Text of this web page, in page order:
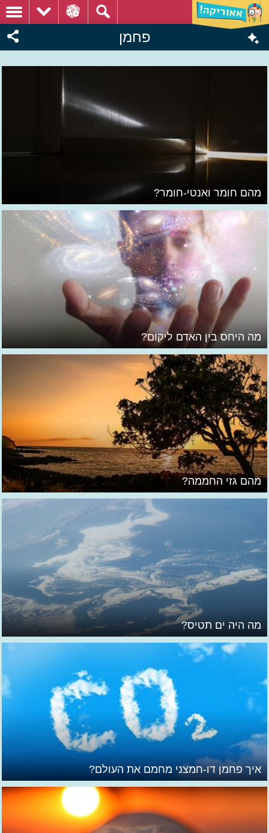
פחמן
מהם חומר ואנטי-חומר?
מה היחס בין האדם ליקום?
מהם גזי החממה?
מה היה ים תטיס?
איך פחמן דו-חמצני מחמם את העולם?